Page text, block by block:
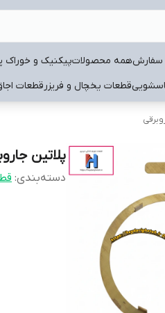
سفارشهمه محصولاتپیکنیک و خوراک
قطعات یخچال و فریزرقطعات
پلاتین
دسته‌بندی: